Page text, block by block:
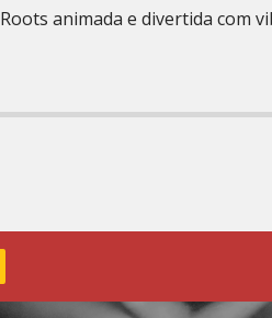
Roots animada e divertida com